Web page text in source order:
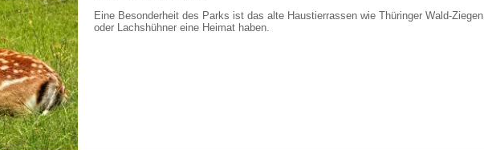
Eine Besonderheit des Parks ist das alte Haustierrassen wie Thüringer Wald-Ziegen
oder Lachshühner eine Heimat haben.